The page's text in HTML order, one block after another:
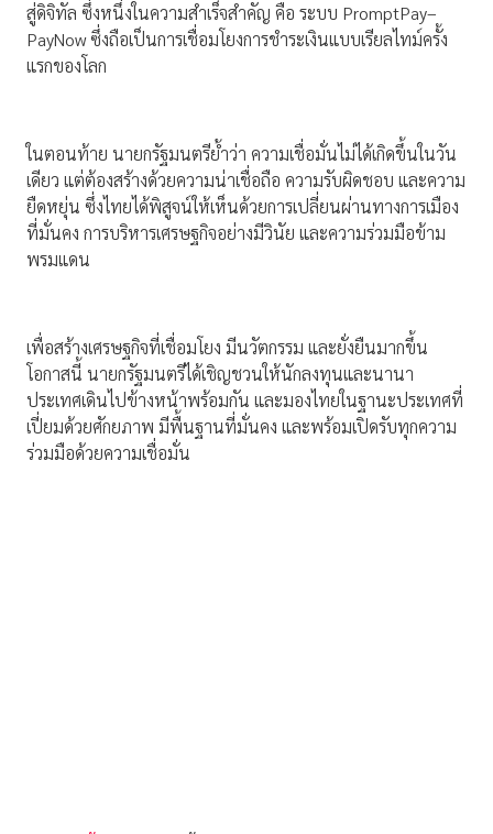
สู่ดิจิทัล ซึ่งหนึ่งในความสำเร็จสำคัญ คือ ระบบ PromptPay–
PayNow ซึ่งถือเป็นการเชื่อมโยงการชำระเงินแบบเรียลไทม์ครั้ง
แรกของโลก
ในตอนท้าย นายกรัฐมนตรีย้ำว่า ความเชื่อมั่นไม่ได้เกิดขึ้นในวัน
เดียว แต่ต้องสร้างด้วยความน่าเชื่อถือ ความรับผิดชอบ และความ
ยืดหยุ่น ซึ่งไทยได้พิสูจน์ให้เห็นด้วยการเปลี่ยนผ่านทางการเมือง
ที่มั่นคง การบริหารเศรษฐกิจอย่างมีวินัย และความร่วมมือข้าม
พรมแดน
เพื่อสร้างเศรษฐกิจที่เชื่อมโยง มีนวัตกรรม และยั่งยืนมากขึ้น
โอกาสนี้ นายกรัฐมนตรีได้เชิญชวนให้นักลงทุนและนานา
ประเทศเดินไปข้างหน้าพร้อมกัน และมองไทยในฐานะประเทศที่
เปี่ยมด้วยศักยภาพ มีพื้นฐานที่มั่นคง และพร้อมเปิดรับทุกความ
ร่วมมือด้วยความเชื่อมั่น